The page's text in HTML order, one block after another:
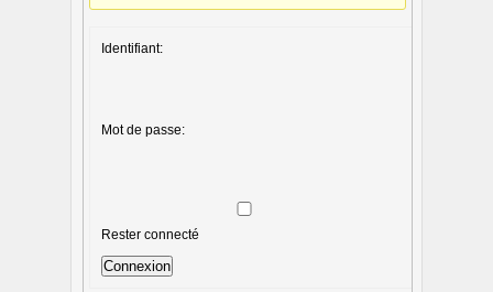
Identifiant:
Mot de passe:
Rester connecté
Connexion